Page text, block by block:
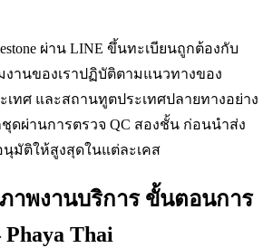
ผ่าน LINE ขึ้นทะเบียนถูกต้องกับ
านของเราปฏิบัติตามแนวทางของ
เทศ และสถานทูตประเทศปลายทางอย่าง
ชุดผ่านการตรวจ QC สองชั้น ก่อนนำส่ง
นุมัติให้สูงสุดในแต่ละเคส
าพงานบริการ ขั้นตอนการ
Thai